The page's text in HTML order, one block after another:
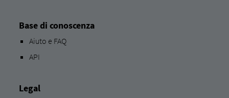
Base di conoscenza
Aiuto e FAQ
API
Legal